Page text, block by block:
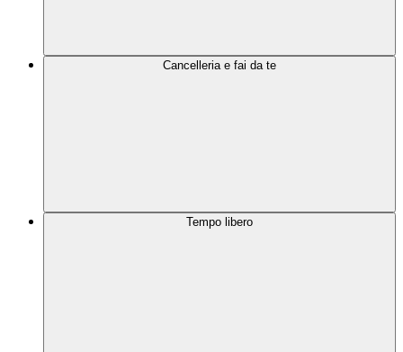
Cancelleria e fai da te
Tempo libero